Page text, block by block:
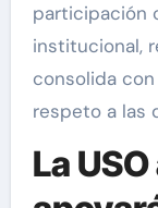
participación
institucional,
consolida
respeto a las
La